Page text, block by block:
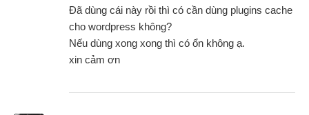
Đã dùng cái này rồi thì có cần dùng plugins cache
cho wordpress không?
Nếu dùng xong xong thì có ổn không ạ.
xin cảm ơn